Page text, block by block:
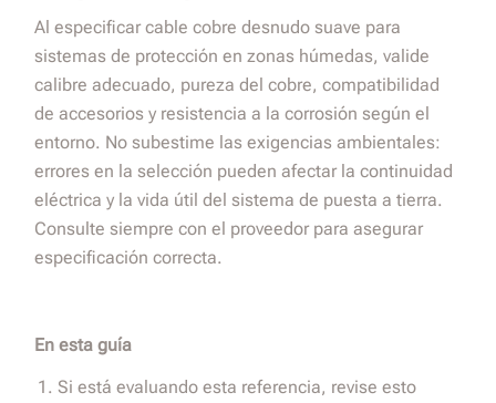
Al especificar cable cobre desnudo suave para
sistemas de protección en zonas húmedas, valide
calibre adecuado, pureza del cobre, compatibilidad
de accesorios y resistencia a la corrosión según el
entorno. No subestime las exigencias ambientales:
errores en la selección pueden afectar la continuidad
eléctrica y la vida útil del sistema de puesta a tierra.
Consulte siempre con el proveedor para asegurar
especificación correcta.
En esta guía
Si está evaluando esta referencia, revise esto